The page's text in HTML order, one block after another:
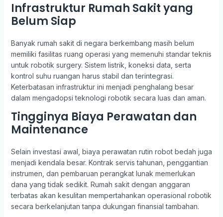
Infrastruktur Rumah Sakit yang
Belum Siap
Banyak rumah sakit di negara berkembang masih belum
memiliki fasilitas ruang operasi yang memenuhi standar teknis
untuk robotik surgery. Sistem listrik, koneksi data, serta
kontrol suhu ruangan harus stabil dan terintegrasi.
Keterbatasan infrastruktur ini menjadi penghalang besar
dalam mengadopsi teknologi robotik secara luas dan aman.
Tingginya Biaya Perawatan dan
Maintenance
Selain investasi awal, biaya perawatan rutin robot bedah juga
menjadi kendala besar. Kontrak servis tahunan, penggantian
instrumen, dan pembaruan perangkat lunak memerlukan
dana yang tidak sedikit. Rumah sakit dengan anggaran
terbatas akan kesulitan mempertahankan operasional robotik
secara berkelanjutan tanpa dukungan finansial tambahan.